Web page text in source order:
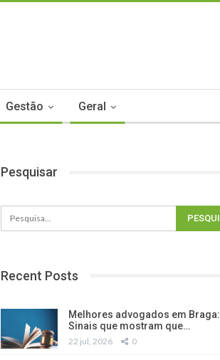
Gestão Geral
Pesquisar
Recent Posts
Melhores advogados em Braga:
Sinais que mostram que…
22 jul, 2026 0